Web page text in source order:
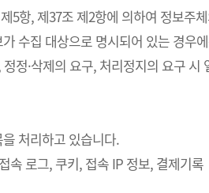
항, 제37조 제2항에 의하여 정보주
수집 대상으로 명시되어 있는 경우
·삭제의 요구, 처리정지의 요구
처리하고 있습니다.
속 로그, 쿠키, 접속 IP 정보, 결제기록